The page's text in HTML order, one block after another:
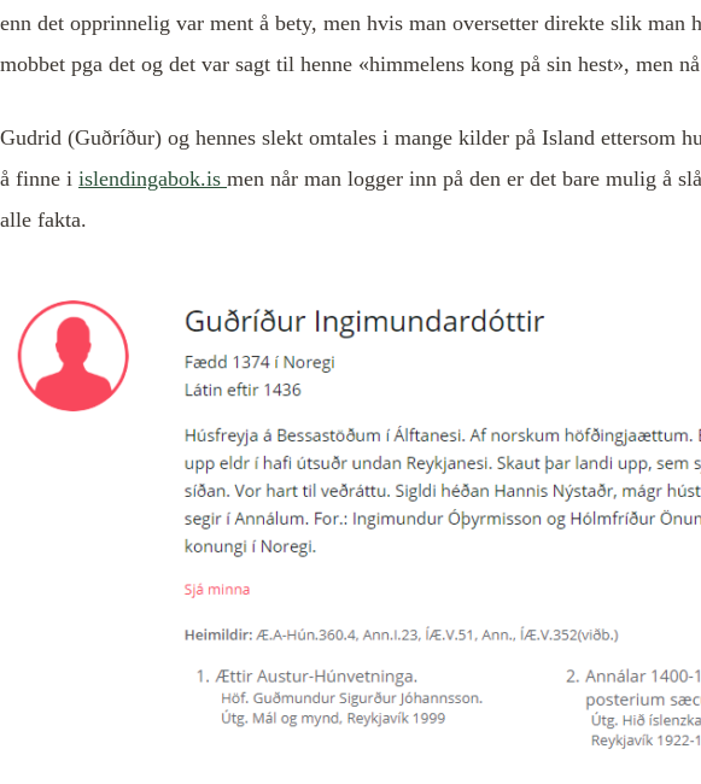
enn det opprinnelig var ment å bety, men hvis man oversetter direkte slik
mobbet pga det og det var sagt til henne «himmelens kong på sin hest», men
Gudrid (Guðríður) og hennes slekt omtales i mange kilder på Island ettersom
å finne i islendingabok.is men når man logger inn på den er det bare mulig å
alle fakta.